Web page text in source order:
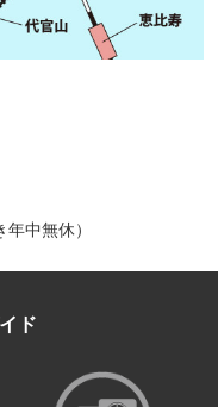
中無休）
ド